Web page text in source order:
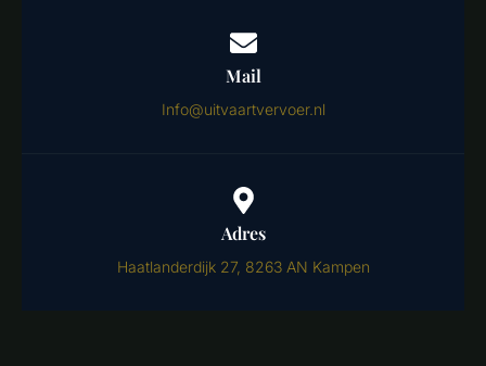
Mail
Info@uitvaartvervoer.nl
Adres
Haatlanderdijk 27, 8263 AN Kampen